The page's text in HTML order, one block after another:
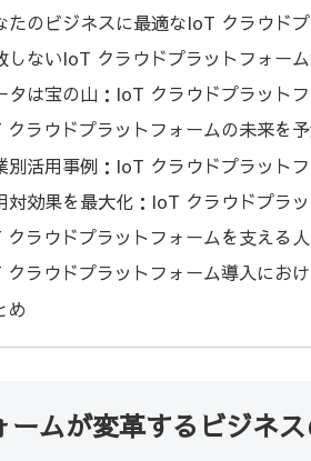
たのビジネスに最適なIoT クラウド
しないIoT クラウドプラットフォー
タは宝の山：IoT クラウドプラット
クラウドプラットフォームの未来を
別活用事例：IoT クラウドプラット
対効果を最大化：IoT クラウドプラ
クラウドプラットフォームを支える
クラウドプラットフォーム導入にお
め
ムが変革するビジネ